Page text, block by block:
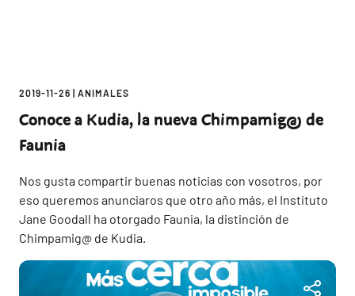
2019-11-26 ANIMALES
Conoce a Kudia, la nueva Chimpamig@ de
Faunia
Nos gusta compartir buenas noticias con vosotros, por
eso queremos anunciaros que otro año más, el Instituto
Jane Goodall ha otorgado Faunia, la distinción de
Chimpamig@ de Kudia.